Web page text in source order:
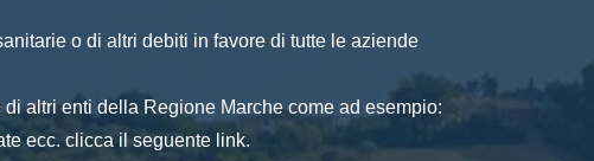
o di altri debiti in favore di tutte le aziende
altri enti della Regione Marche come ad esempio:
ecc. clicca il seguente link.